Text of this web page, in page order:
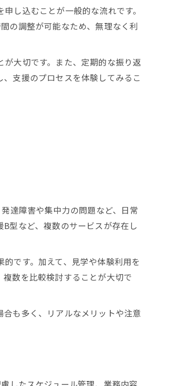
し込むことが一般的な流れです。
の調整が可能なため、無理なく利
大切です。また、定期的な振り返
支援のプロセスを体験してみるこ
達障害や集中力の問題など、日常
型など、複数のサービスが存在し
です。加えて、見学や体験利用を
数を比較検討することが大切で
も多く、リアルなメリットや注意